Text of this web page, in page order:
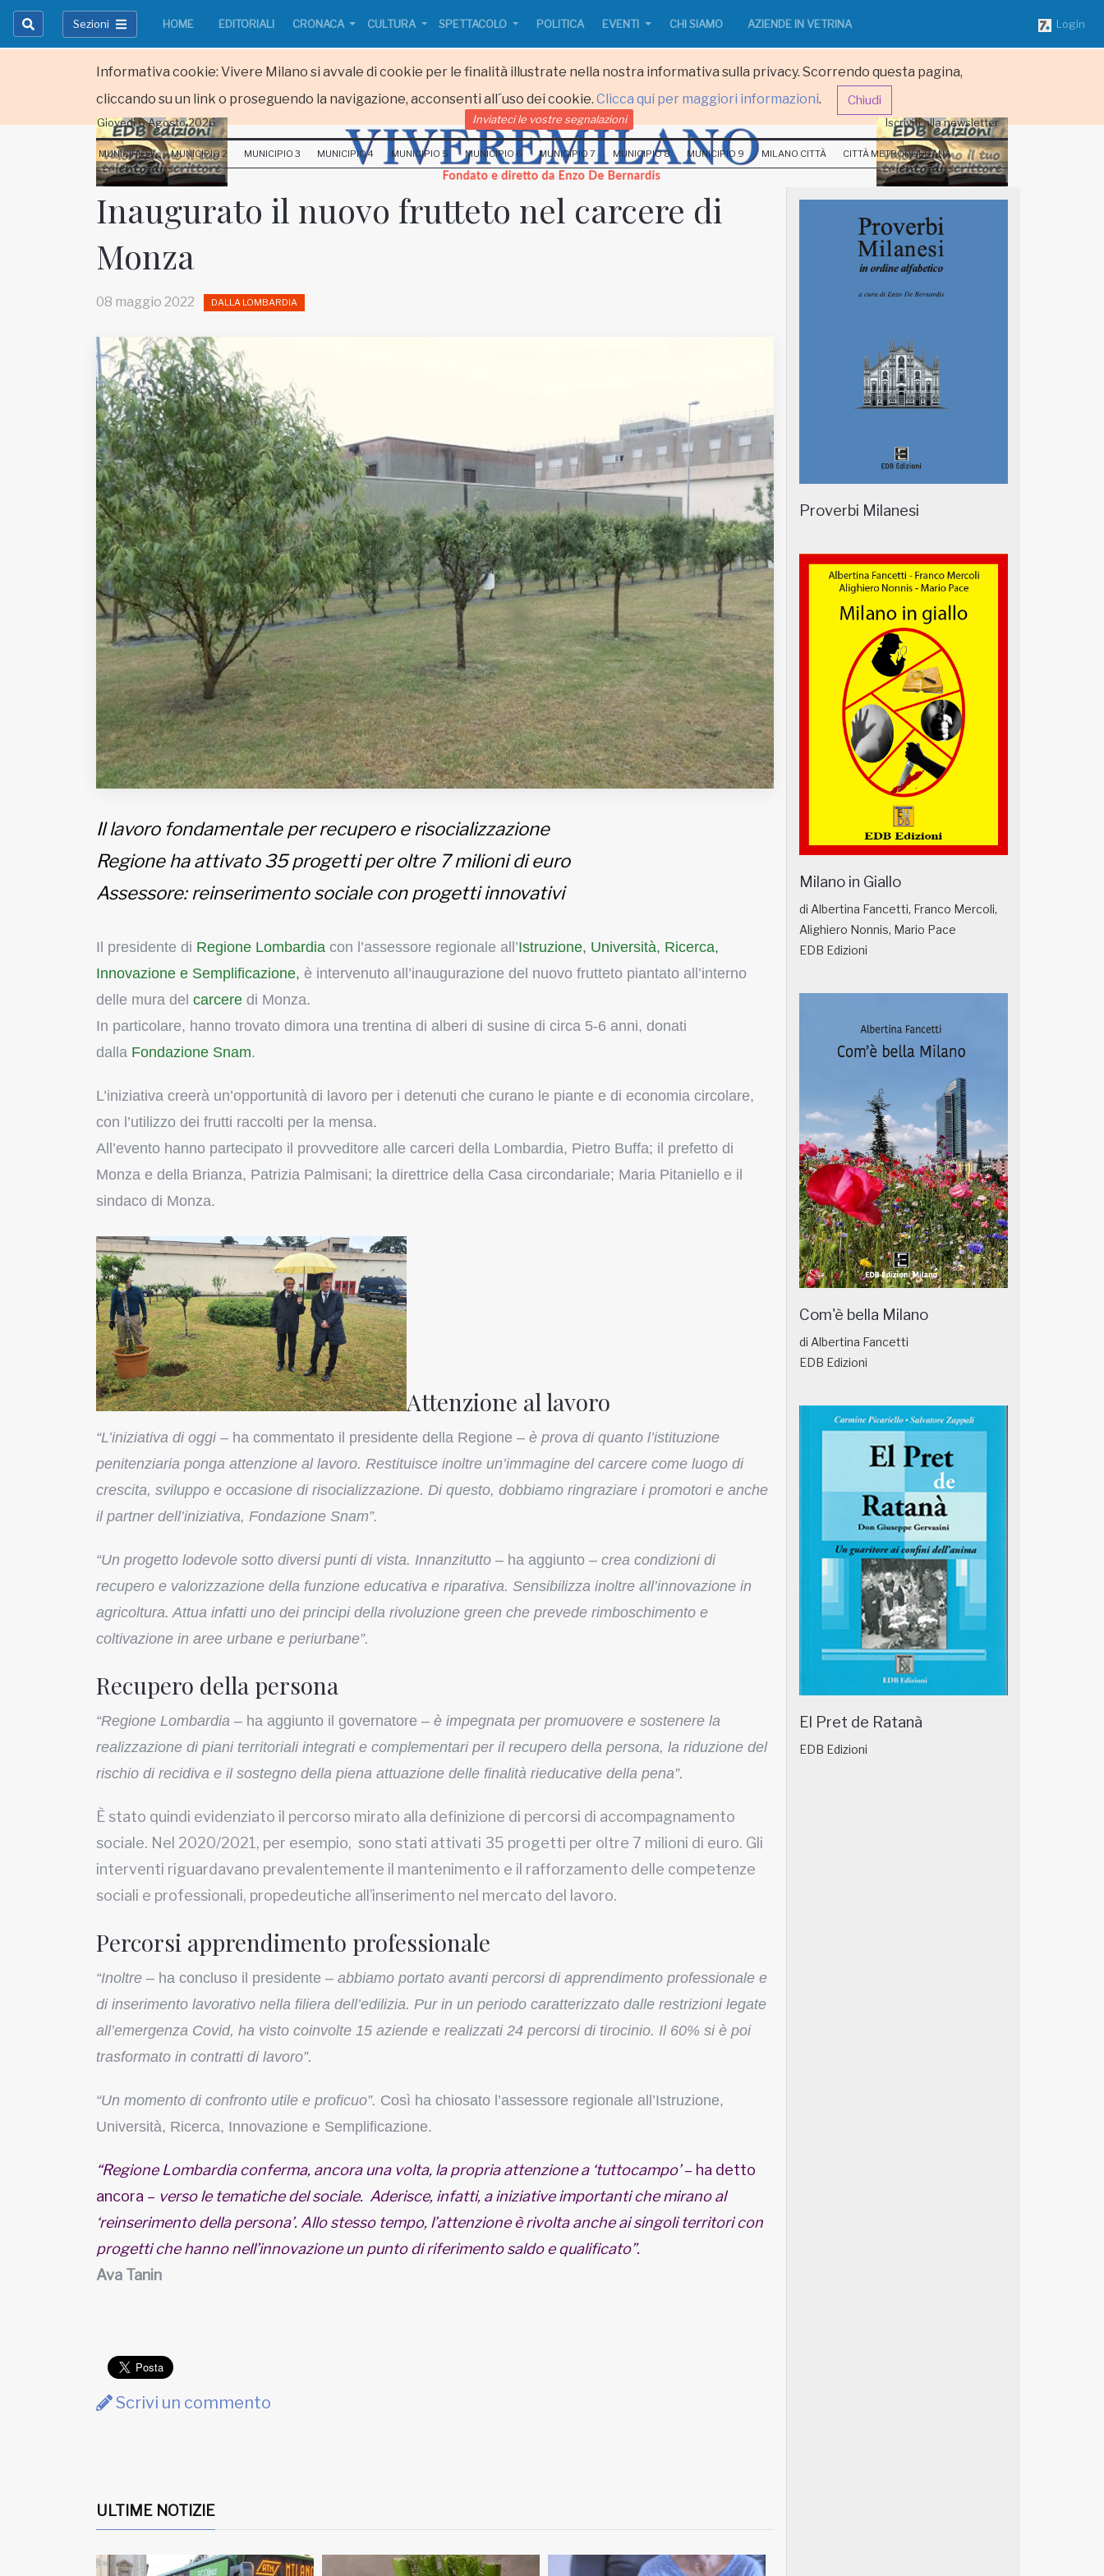
Informativa cookie: Vivere Milano si avvale di cookie per le finalità illustrate nella nostra informativa sulla privacy. Scorrendo questa pagina,
cliccando su un link o proseguendo la navigazione, acconsenti all´uso dei cookie. Clicca qui per maggiori informazioni. Chiudi
Sezioni HOME EDITORIALI CRONACA CULTURA SPETTACOLO POLITICA EVENTI CHI SIAMO AZIENDE IN VETRINA Login
Inviateci le vostre segnalazioni
Iscriviti alla newsletter
www.viveremilano.info
Fondato e diretto da Enzo De
EDB edizioni - Via Brivio angolo C.
Imbonati, 89 20159 Milano (Italia)
Informativa sulla privacy
Giovedi 6 Agosto 2026 Inviateci le vostre segnalazioni Iscriviti alla newsletter
MUNICIPIO 1 MUNICIPIO 2 MUNICIPIO 3 MUNICIPIO 4 MUNICIPIO 5 MUNICIPIO 6 MUNICIPIO 7 MUNICIPIO 8 MUNICIPIO 9 MILANO CITTÀ CITTÀ METROPOLITANA
Inaugurato il nuovo frutteto nel carcere di
Monza
08 maggio 2022 DALLA LOMBARDIA
Il lavoro fondamentale per recupero e risocializzazione
Regione ha attivato 35 progetti per oltre 7 milioni di euro
Assessore: reinserimento sociale con progetti innovativi
Il presidente di Regione Lombardia con l’assessore regionale all’Istruzione, Università, Ricerca,
Innovazione e Semplificazione, è intervenuto all’inaugurazione del nuovo frutteto piantato all’interno
delle mura del carcere di Monza.
In particolare, hanno trovato dimora una trentina di alberi di susine di circa 5-6 anni, donati
dalla Fondazione Snam.
L’iniziativa creerà un’opportunità di lavoro per i detenuti che curano le piante e di economia circolare,
con l’utilizzo dei frutti raccolti per la mensa.
All’evento hanno partecipato il provveditore alle carceri della Lombardia, Pietro Buffa; il prefetto di
Monza e della Brianza, Patrizia Palmisani; la direttrice della Casa circondariale; Maria Pitaniello e il
sindaco di Monza.
Attenzione al lavoro
“L’iniziativa di oggi – ha commentato il presidente della Regione – è prova di quanto l’istituzione
penitenziaria ponga attenzione al lavoro. Restituisce inoltre un’immagine del carcere come luogo di
crescita, sviluppo e occasione di risocializzazione. Di questo, dobbiamo ringraziare i promotori e anche
il partner dell’iniziativa, Fondazione Snam”.
“Un progetto lodevole sotto diversi punti di vista. Innanzitutto – ha aggiunto – crea condizioni di
recupero e valorizzazione della funzione educativa e riparativa. Sensibilizza inoltre all’innovazione in
agricoltura. Attua infatti uno dei principi della rivoluzione green che prevede rimboschimento e
coltivazione in aree urbane e periurbane”.
Recupero della persona
“Regione Lombardia – ha aggiunto il governatore – è impegnata per promuovere e sostenere la
realizzazione di piani territoriali integrati e complementari per il recupero della persona, la riduzione del
rischio di recidiva e il sostegno della piena attuazione delle finalità rieducative della pena”.
È stato quindi evidenziato il percorso mirato alla definizione di percorsi di accompagnamento
sociale. Nel 2020/2021, per esempio, sono stati attivati 35 progetti per oltre 7 milioni di euro. Gli
interventi riguardavano prevalentemente il mantenimento e il rafforzamento delle competenze
sociali e professionali, propedeutiche all’inserimento nel mercato del lavoro.
Percorsi apprendimento professionale
“Inoltre – ha concluso il presidente – abbiamo portato avanti percorsi di apprendimento professionale e
di inserimento lavorativo nella filiera dell’edilizia. Pur in un periodo caratterizzato dalle restrizioni legate
all’emergenza Covid, ha visto coinvolte 15 aziende e realizzati 24 percorsi di tirocinio. Il 60% si è poi
trasformato in contratti di lavoro”.
“Un momento di confronto utile e proficuo”. Così ha chiosato l’assessore regionale all’Istruzione,
Università, Ricerca, Innovazione e Semplificazione.
“Regione Lombardia conferma, ancora una volta, la propria attenzione a ‘tuttocampo’– ha detto
ancora – verso le tematiche del sociale. Aderisce, infatti, a iniziative importanti che mirano al
‘reinserimento della persona’. Allo stesso tempo, l’attenzione è rivolta anche ai singoli territori con
progetti che hanno nell’innovazione un punto di riferimento saldo e qualificato”.
Ava Tanin
Scrivi un commento
ULTIME NOTIZIE
Proverbi Milanesi
Milano in Giallo
di Albertina Fancetti, Franco Mercoli,
Alighiero Nonnis, Mario Pace
EDB Edizioni
Com'è bella Milano
di Albertina Fancetti
EDB Edizioni
El Pret de Ratanà
EDB Edizioni